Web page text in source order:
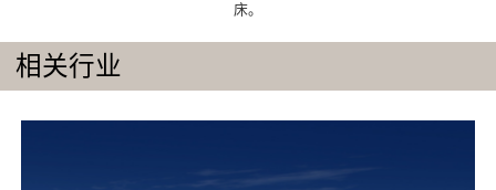
床。
相关行业